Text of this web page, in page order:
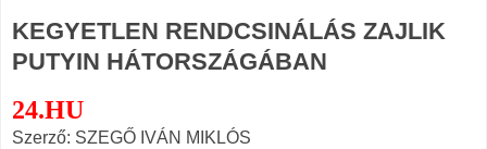
KEGYETLEN RENDCSINÁLÁS ZAJLIK
PUTYIN HÁTORSZÁGÁBAN
24.HU
Szerző: SZEGŐ IVÁN MIKLÓS